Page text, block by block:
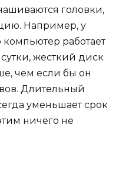
головки,
Например, у
компьютер работает
жесткий диск
чем если бы он
Длительный
уменьшает срок
ничего не